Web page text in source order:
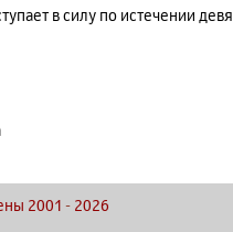
в силу по истечении
2001 - 2026